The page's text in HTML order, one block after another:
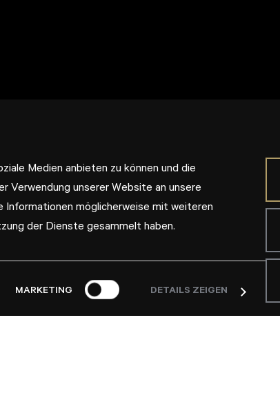
Medien anbieten zu können und die
Verwendung unserer Website an unsere
Informationen möglicherweise mit weiteren
der Dienste gesammelt haben.
MARKETING DETAILS ZEIGEN